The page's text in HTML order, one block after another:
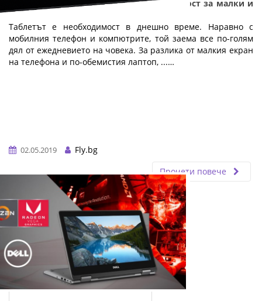
Таблетът - технология с добавена стойност за малки и
големи
Таблетът е необходимост в днешно време. Наравно с
мобилния телефон и компютрите, той заема все по-голям
дял от ежедневието на човека. За разлика от малкия екран
на телефона и по-обемистия лаптоп, ...…
02.05.2019
Fly.bg
Прочети повече